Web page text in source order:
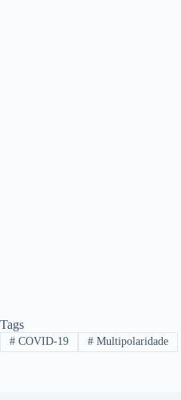
Tags
#COVID-19 #Multipolaridade